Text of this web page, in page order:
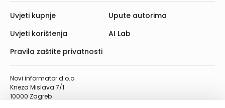
Novi informator d.o.o.
Kneza Mislava 7/1
10000 Zagreb
Uvjeti kupnje
Uvjeti korištenja
Pravila zaštite privatnosti
Upute autorima
AI Lab